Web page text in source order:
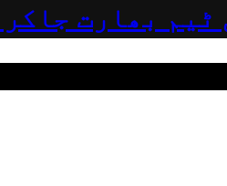
ٹیم بھارت